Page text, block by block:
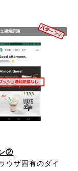
②
ウザ固有のダイ